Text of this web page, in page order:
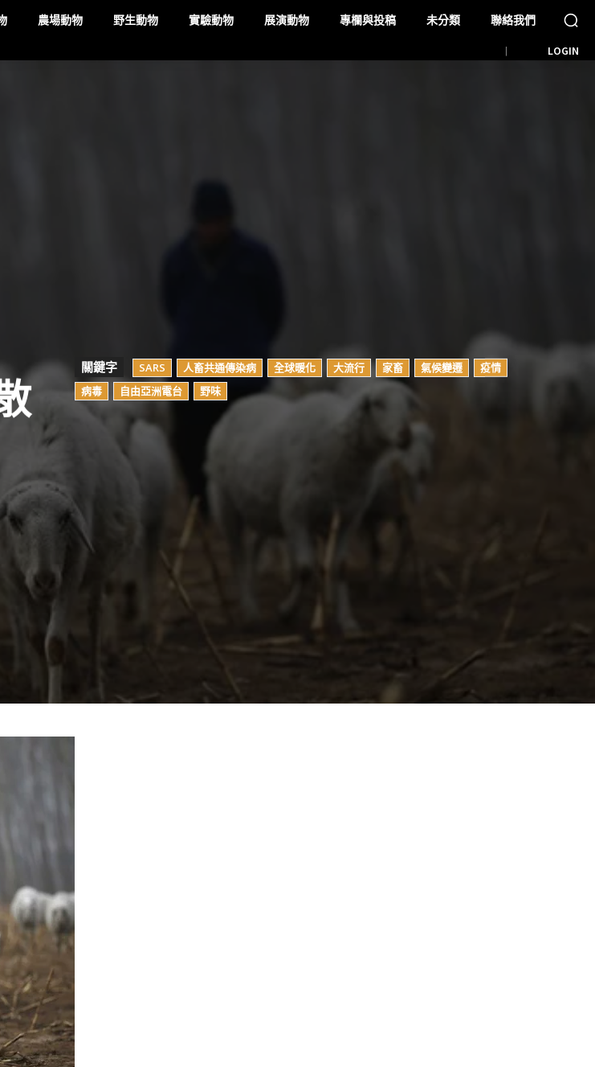
農場動物 野生動物 實驗動物 展演動物 專欄與投稿 未分類 聯絡我們
LOGIN
關鍵字 SARS 人畜共通傳染病 全球暖化 大流行 家畜 氣候變遷
疫情
病毒
自由亞洲電台 野味